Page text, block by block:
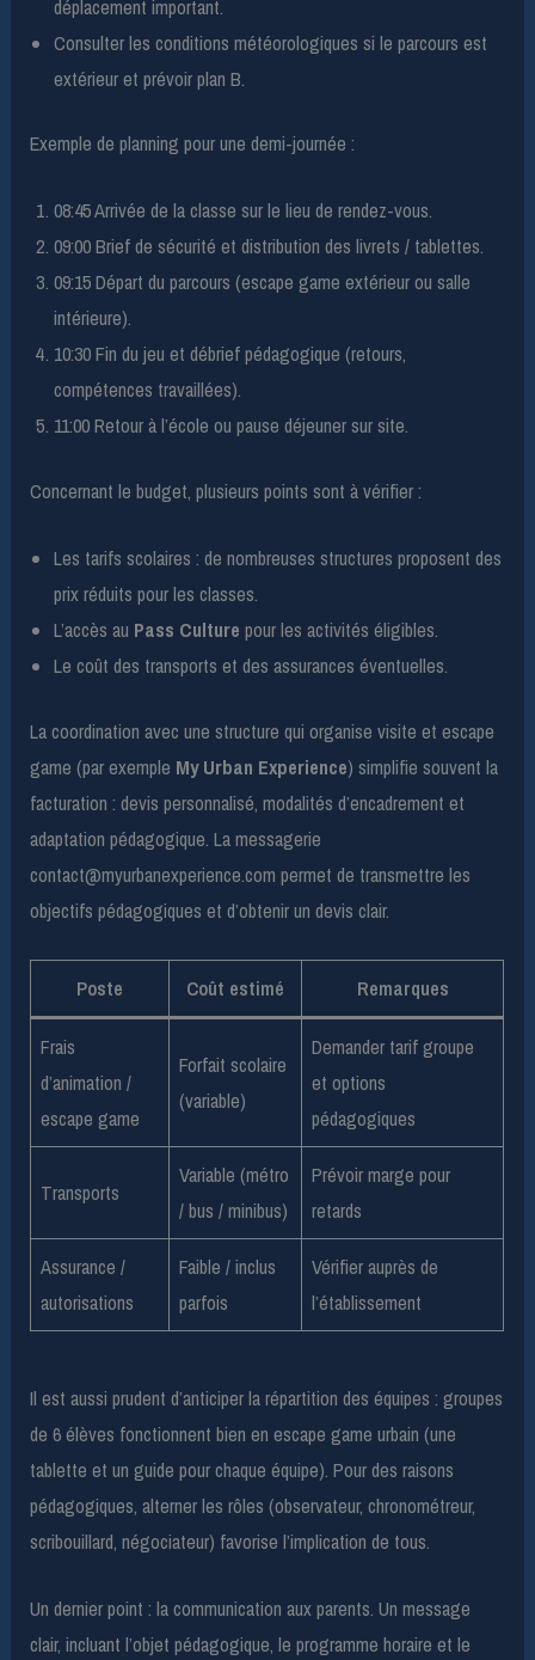
déplacement important.
Consulter les conditions météorologiques si le parcours est
extérieur et prévoir plan B.
Exemple de planning pour une demi-journée :
08:45 Arrivée de la classe sur le lieu de rendez-vous.
09:00 Brief de sécurité et distribution des livrets / tablettes.
09:15 Départ du parcours (escape game extérieur ou salle
intérieure).
10:30 Fin du jeu et débrief pédagogique (retours,
compétences travaillées).
11:00 Retour à l’école ou pause déjeuner sur site.
Concernant le budget, plusieurs points sont à vérifier :
Les tarifs scolaires : de nombreuses structures proposent des
prix réduits pour les classes.
L’accès au Pass Culture pour les activités éligibles.
Le coût des transports et des assurances éventuelles.
La coordination avec une structure qui organise visite et escape
game (par exemple My Urban Experience) simplifie souvent la
facturation : devis personnalisé, modalités d’encadrement et
adaptation pédagogique. La messagerie
contact@myurbanexperience.com permet de transmettre les
objectifs pédagogiques et d’obtenir un devis clair.
Poste Coût estimé Remarques
Frais
d’animation /
escape game
Forfait scolaire
(variable)
Demander tarif groupe
et options
pédagogiques
Transports
Variable (métro
/ bus / minibus)
Prévoir marge pour
retards
Assurance /
autorisations
Faible / inclus
parfois
Vérifier auprès de
l’établissement
Il est aussi prudent d’anticiper la répartition des équipes : groupes
de 6 élèves fonctionnent bien en escape game urbain (une
tablette et un guide pour chaque équipe). Pour des raisons
pédagogiques, alterner les rôles (observateur, chronométreur,
scribouillard, négociateur) favorise l’implication de tous.
Un dernier point : la communication aux parents. Un message
clair, incluant l’objet pédagogique, le programme horaire et le